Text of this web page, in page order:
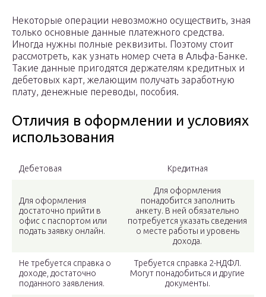
Некоторые операции невозможно осуществить, зная
только основные данные платежного средства.
Иногда нужны полные реквизиты. Поэтому стоит
рассмотреть, как узнать номер счета в Альфа-Банке.
Такие данные пригодятся держателям кредитных и
дебетовых карт, желающим получать заработную
плату, денежные переводы, пособия.
Отличия в оформлении и условиях
использования
Дебетовая Кредитная
Для оформления
достаточно прийти в
офис с паспортом или
подать заявку онлайн.
Для оформления
понадобится заполнить
анкету. В ней обязательно
потребуется указать сведения
о месте работы и уровень
дохода.
Не требуется справка о
доходе, достаточно
поданного заявления.
Требуется справка 2-НДФЛ.
Могут понадобиться и другие
документы.